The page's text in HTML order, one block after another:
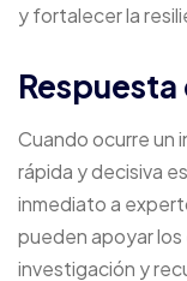
y fortalecer la
Cuando ocurre un
rápida y decisiva
inmediato a
pueden apoyar
investigación y